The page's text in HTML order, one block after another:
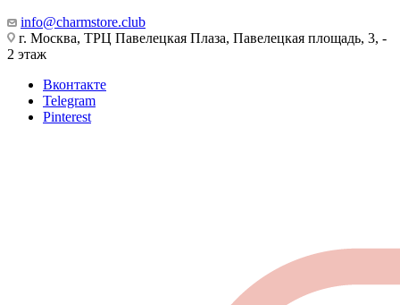
info@charmstore.club
г. Москва, ТРЦ Павелецкая Плаза, Павелецкая площадь, 3, -
2 этаж
Вконтакте
Telegram
Pinterest